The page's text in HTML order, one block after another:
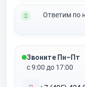
Ответим по
Звоните Пн–Пт
с 9:00 до 17:00